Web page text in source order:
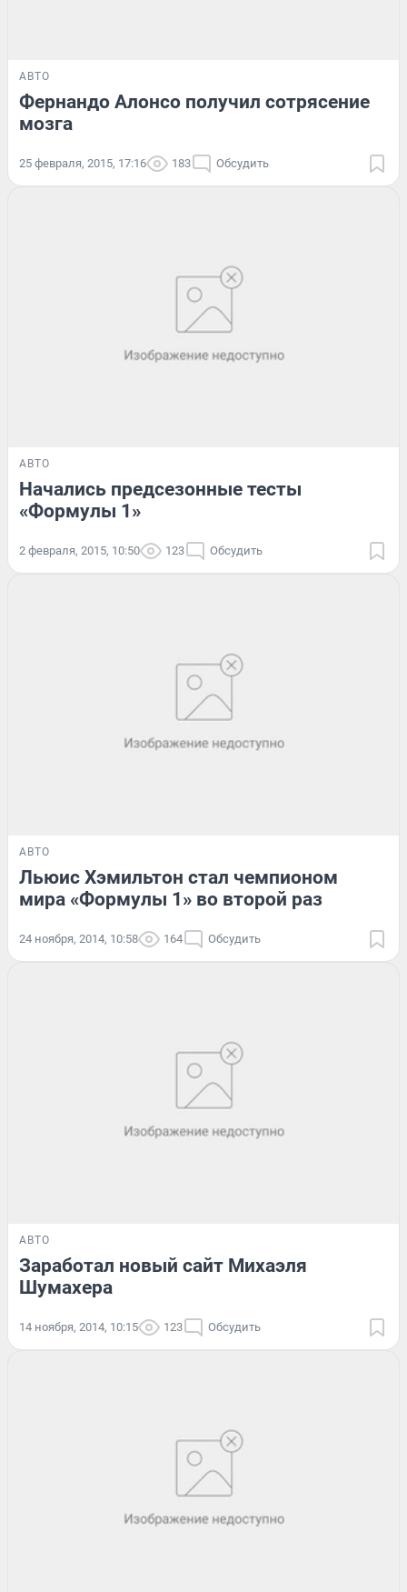
АВТО
Фернандо Алонсо получил сотрясение
мозга
25 февраля, 2015, 17:16 183 Обсудить
АВТО
Начались предсезонные тесты
«Формулы 1»
2 февраля, 2015, 10:50 123 Обсудить
АВТО
Льюис Хэмильтон стал чемпионом
мира «Формулы 1» во второй раз
24 ноября, 2014, 10:58 164 Обсудить
АВТО
Заработал новый сайт Михаэля
Шумахера
14 ноября, 2014, 10:15 123 Обсудить